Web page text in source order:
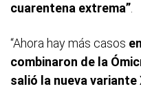
cuarentena extrema”
“Ahora hay más casos
combinaron de la
salió la nueva variante